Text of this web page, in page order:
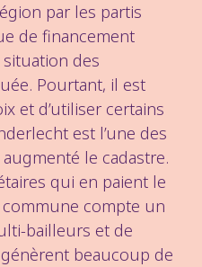
par les partis
de financement
des
Pourtant, il est
et d’utiliser certains
est l’une des
le cadastre.
qui en paient le
compte un
bailleurs et de
beaucoup de